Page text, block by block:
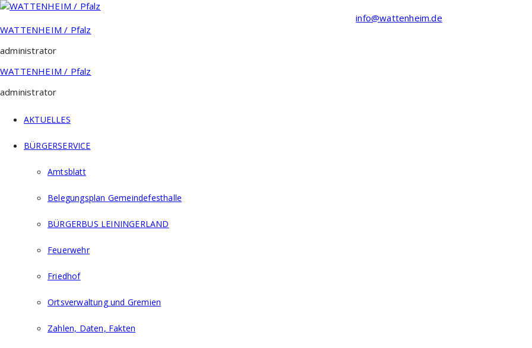
Zum
springen
info@wattenheim.de
WATTENHEIM / Pfalz
administrator
WATTENHEIM / Pfalz
administrator
AKTUELLES
BÜRGERSERVICE
Amtsblatt
Belegungsplan Gemeindefesthalle
BÜRGERBUS LEININGERLAND
Feuerwehr
Friedhof
Ortsverwaltung und Gremien
Zahlen, Daten, Fakten